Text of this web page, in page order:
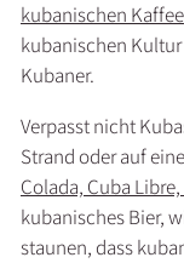
kubanischen Kaffee
kubanischen
Kubaner.
Verpasst nicht
Strand oder auf
Colada, Cuba
kubanisches Bier,
staunen, dass